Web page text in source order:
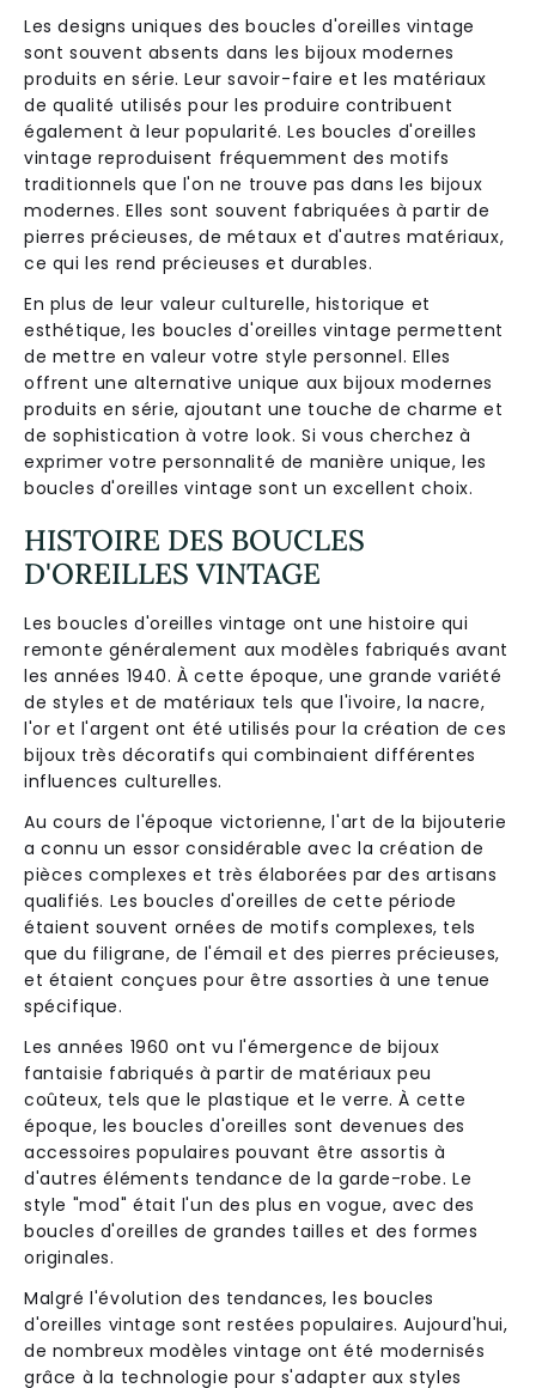
Les designs uniques des boucles d'oreilles vintage
sont souvent absents dans les bijoux modernes
produits en série. Leur savoir-faire et les matériaux
de qualité utilisés pour les produire contribuent
également à leur popularité. Les boucles d'oreilles
vintage reproduisent fréquemment des motifs
traditionnels que l'on ne trouve pas dans les bijoux
modernes. Elles sont souvent fabriquées à partir de
pierres précieuses, de métaux et d'autres matériaux,
ce qui les rend précieuses et durables.
En plus de leur valeur culturelle, historique et
esthétique, les boucles d'oreilles vintage permettent
de mettre en valeur votre style personnel. Elles
offrent une alternative unique aux bijoux modernes
produits en série, ajoutant une touche de charme et
de sophistication à votre look. Si vous cherchez à
exprimer votre personnalité de manière unique, les
boucles d'oreilles vintage sont un excellent choix.
HISTOIRE DES BOUCLES
D'OREILLES VINTAGE
Les boucles d'oreilles vintage ont une histoire qui
remonte généralement aux modèles fabriqués avant
les années 1940. À cette époque, une grande variété
de styles et de matériaux tels que l'ivoire, la nacre,
l'or et l'argent ont été utilisés pour la création de ces
bijoux très décoratifs qui combinaient différentes
influences culturelles.
Au cours de l'époque victorienne, l'art de la bijouterie
a connu un essor considérable avec la création de
pièces complexes et très élaborées par des artisans
qualifiés. Les boucles d'oreilles de cette période
étaient souvent ornées de motifs complexes, tels
que du filigrane, de l'émail et des pierres précieuses,
et étaient conçues pour être assorties à une tenue
spécifique.
Les années 1960 ont vu l'émergence de bijoux
fantaisie fabriqués à partir de matériaux peu
coûteux, tels que le plastique et le verre. À cette
époque, les boucles d'oreilles sont devenues des
accessoires populaires pouvant être assortis à
d'autres éléments tendance de la garde-robe. Le
style "mod" était l'un des plus en vogue, avec des
boucles d'oreilles de grandes tailles et des formes
originales.
Malgré l'évolution des tendances, les boucles
d'oreilles vintage sont restées populaires. Aujourd'hui,
de nombreux modèles vintage ont été modernisés
grâce à la technologie pour s'adapter aux styles